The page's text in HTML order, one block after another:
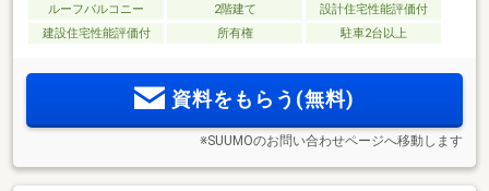
ルーフバルコニー 2階建て
設計住宅性能評価付
建設住宅性能評価付
所有権 駐車2台以上
資料をもらう(無料)
※SUUMOのお問い合わせページへ移動します